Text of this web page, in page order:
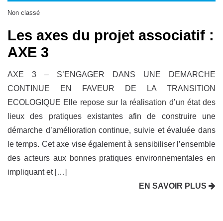
Non classé
Les axes du projet associatif :
AXE 3
AXE 3 – S’ENGAGER DANS UNE DEMARCHE
CONTINUE EN FAVEUR DE LA TRANSITION
ECOLOGIQUE Elle repose sur la réalisation d’un état des
lieux des pratiques existantes afin de construire une
démarche d’amélioration continue, suivie et évaluée dans
le temps. Cet axe vise également à sensibiliser l’ensemble
des acteurs aux bonnes pratiques environnementales en
impliquant et […]
EN SAVOIR PLUS